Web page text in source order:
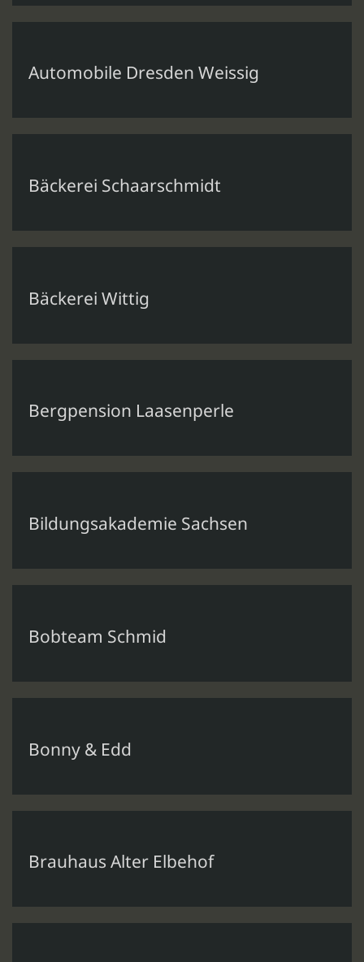
Automobile Dresden Weissig
Bäckerei Schaarschmidt
Bäckerei Wittig
Bergpension Laasenperle
Bildungsakademie Sachsen
Bobteam Schmid
Bonny & Edd
Brauhaus Alter Elbehof